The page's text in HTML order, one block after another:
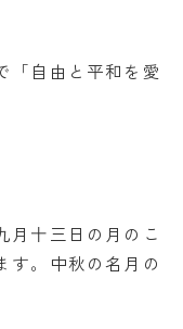
「自由と平和を愛
月十三日の月のこ
す。中秋の名月の